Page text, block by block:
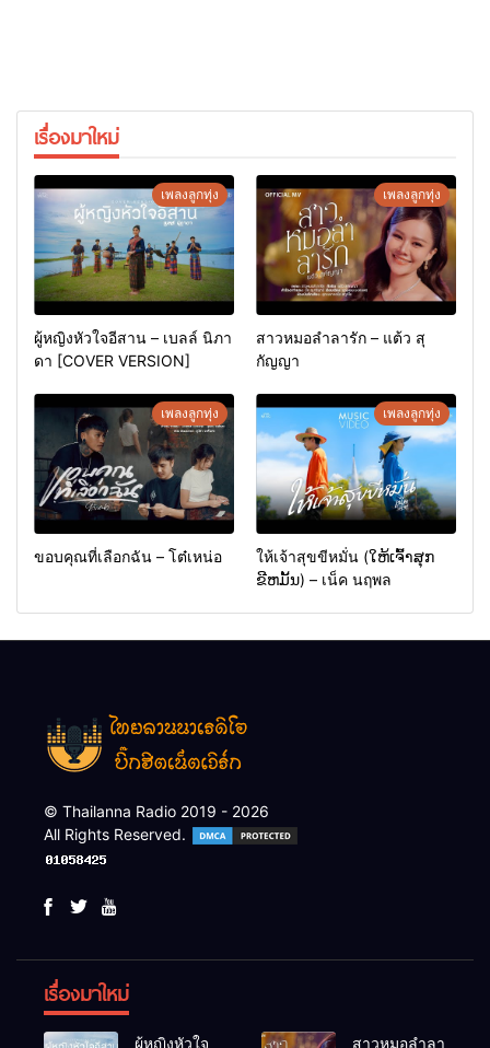
เรื่องมาใหม่
เพลงลูกทุ่ง
ผู้หญิงหัวใจอีสาน – เบลล์ นิภา
ดา [COVER VERSION]
เพลงลูกทุ่ง
สาวหมอลำลารัก – แต้ว สุ
กัญญา
เพลงลูกทุ่ง
ขอบคุณที่เลือกฉัน – โต๋เหน่อ
เพลงลูกทุ่ง
ให้เจ้าสุขขีหมั่น (ໃຫ້ເຈົ້າສຸກ
ຂີຫມັ້ນ) – เน็ค นฤพล
© Thailanna Radio 2019 - 2026
All Rights Reserved.
เรื่องมาใหม่
ผู้หญิงหัวใจ สาวหมอลำลา